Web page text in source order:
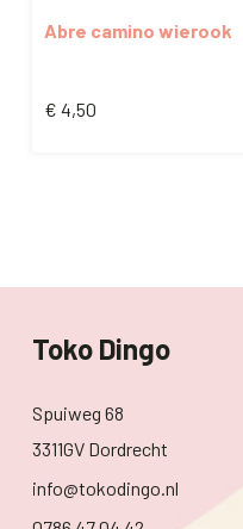
Abre camino wierook
€ 4,50
Toko Dingo
Spuiweg 68
3311GV Dordrecht
info@tokodingo.nl